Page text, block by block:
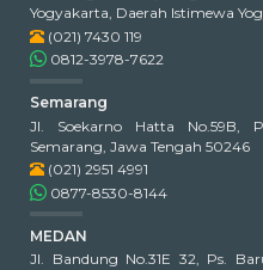
Yogyakarta, Daerah Istimewa
(021) 7430 119
0812-3978-7622
Semarang
Jl. Soekarno Hatta No.59B,
Semarang, Jawa Tengah 50246
(021) 2951 4991
0877-8530-8144
MEDAN
Jl. Bandung No.31E 32, Ps.